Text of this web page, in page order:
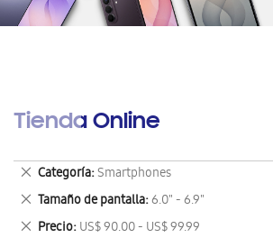
Tienda Online
Categoría Smartphones
Eliminar
este
artículo
Tamaño de pantalla 6.0" - 6.9"
Eliminar
este
Precio US$ 90.00 - US$ 99.99
Eliminar